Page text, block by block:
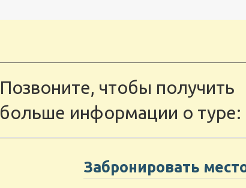
Позвоните, чтобы получить
больше информации о туре:
Забронировать